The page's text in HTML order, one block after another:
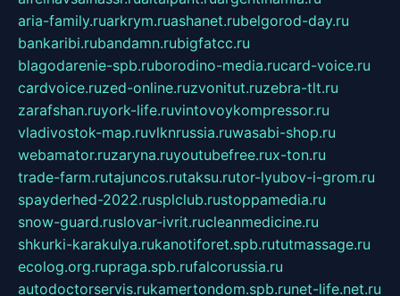
aria-family.ruarkrym.ruashanet.rubelgorod-day.ru
bankaribi.rubandamn.rubigfatcc.ru
blagodarenie-spb.ruborodino-media.rucard-voice.ru
cardvoice.ruzed-online.ruzvonitut.ruzebra-tlt.ru
zarafshan.ruyork-life.ruvintovoykompressor.ru
vladivostok-map.ruvlknrussia.ruwasabi-shop.ru
webamator.ruzaryna.ruyoutubefree.rux-ton.ru
trade-farm.rutajuncos.rutaksu.rutor-lyubov-i-grom.ru
spayderhed-2022.rusplclub.rustoppamedia.ru
snow-guard.ruslovar-ivrit.rucleanmedicine.ru
shkurki-karakulya.rukanotiforet.spb.rututmassage.ru
ecolog.org.rupraga.spb.rufalcorussia.ru
autodoctorservis.rukamertondom.spb.runet-life.net.ru